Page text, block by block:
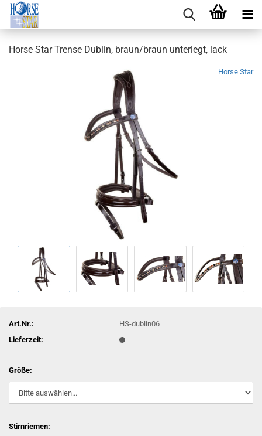
Horse Star Trense Dublin, braun/braun unterlegt, lack
Horse Star
Art.Nr.:
HS-dublin06
Lieferzeit:
Größe:
Stirnriemen: